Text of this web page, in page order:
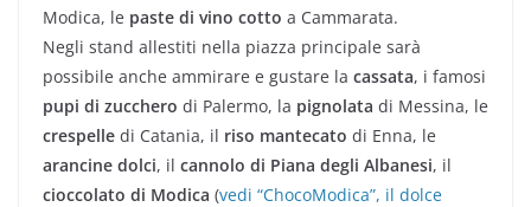
Modica, le paste di vino cotto a Cammarata.
Negli stand allestiti nella piazza principale sarà
possibile anche ammirare e gustare la cassata, i famosi
pupi di zucchero di Palermo, la pignolata di Messina, le
crespelle di Catania, il riso mantecato di Enna, le
arancine dolci, il cannolo di Piana degli Albanesi, il
cioccolato di Modica (vedi “ChocoModica”, il dolce